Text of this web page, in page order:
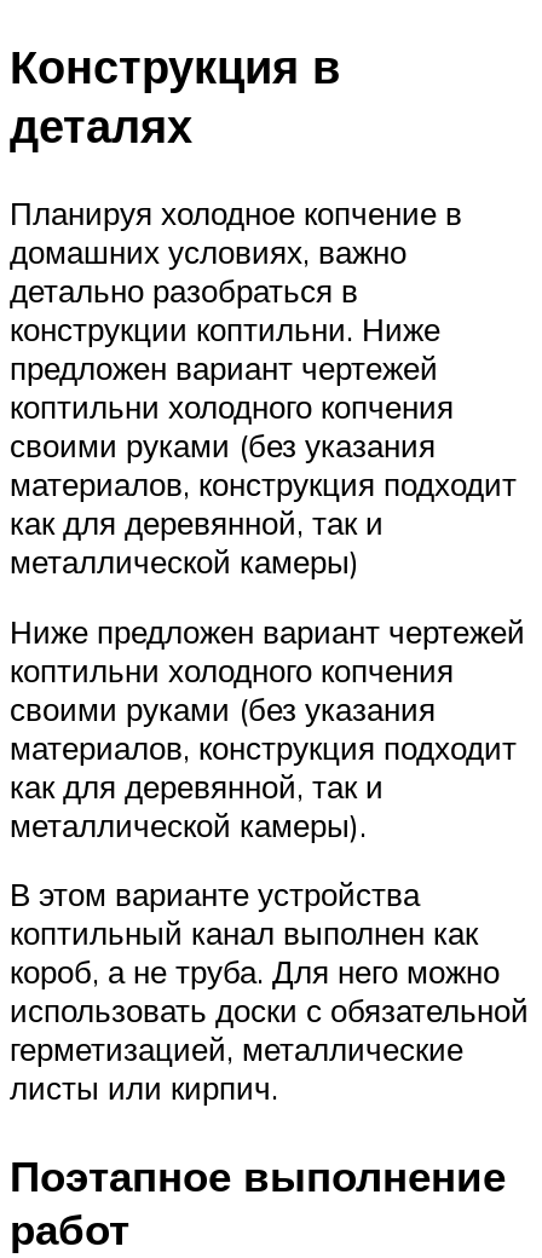
Конструкция в
деталях
Планируя холодное копчение в
домашних условиях, важно
детально разобраться в
конструкции коптильни. Ниже
предложен вариант чертежей
коптильни холодного копчения
своими руками (без указания
материалов, конструкция подходит
как для деревянной, так и
металлической камеры)
Ниже предложен вариант чертежей
коптильни холодного копчения
своими руками (без указания
материалов, конструкция подходит
как для деревянной, так и
металлической камеры).
В этом варианте устройства
коптильный канал выполнен как
короб, а не труба. Для него можно
использовать доски с обязательной
герметизацией, металлические
листы или кирпич.
Поэтапное выполнение
работ